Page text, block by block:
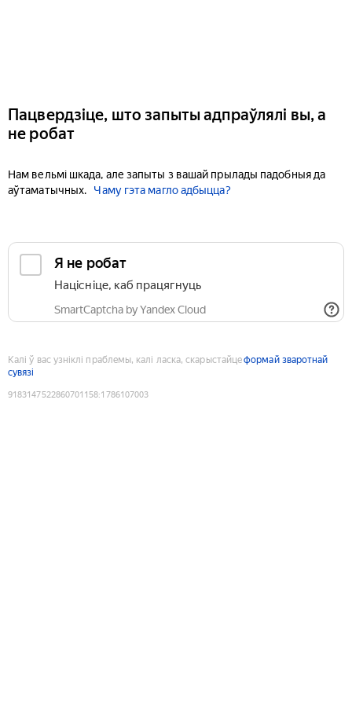
Пацвердзіце, што запыты адпраўлялі вы, а
не робат
Нам вельмі шкада, але запыты з вашай прылады падобныя да
аўтаматычных.
Чаму гэта магло адбыцца?
Я не робат
Націсніце, каб працягнуць
SmartCaptcha by Yandex Cloud
Калі ў вас узніклі праблемы, калі ласка, скарыстайцеформай зваротнай
сувязі
9183147522860701158:1786107003